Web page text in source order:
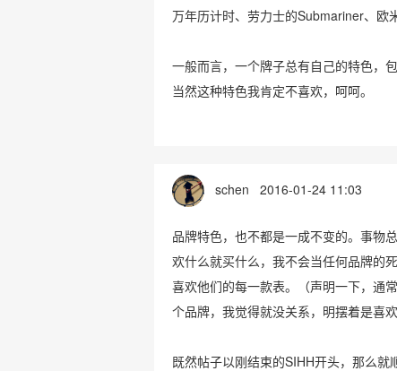
万年历计时、劳力士的Submariner、欧
一般而言，一个牌子总有自己的特色，
当然这种特色我肯定不喜欢，呵呵。
schen 2016-01-24 11:03
品牌特色，也不都是一成不变的。事物
欢什么就买什么，我不会当任何品牌的
喜欢他们的每一款表。（声明一下，通
个品牌，我觉得就没关系，明摆着是喜
既然帖子以刚结束的SIHH开头，那么